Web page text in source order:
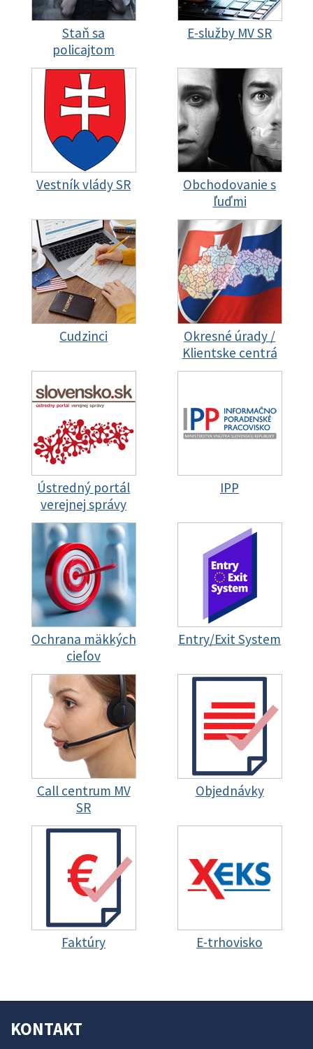
Staň sa
policajtom
E-služby MV SR
Vestník vlády SR
Obchodovanie s
ľuďmi
Cudzinci
Okresné úrady /
Klientske centrá
Ústredný portál
verejnej správy
IPP
Ochrana mäkkých
cieľov
Entry/Exit System
Call centrum MV
SR
Objednávky
Faktúry E-trhovisko
KONTAKT